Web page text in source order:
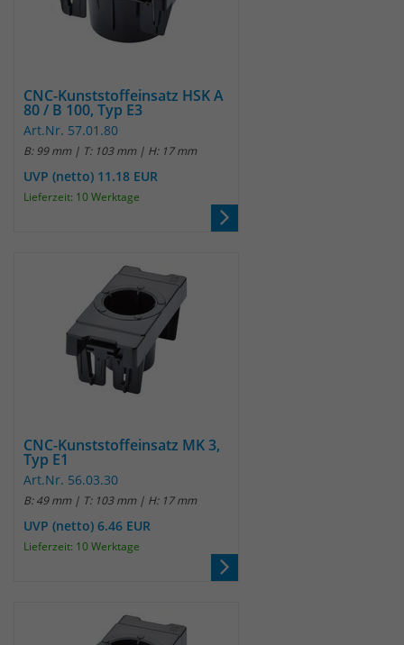
CNC-Kunststoffeinsatz HSK A
80 / B 100, Typ E3
Art.Nr. 57.01.80
B: 99 mm | T: 103 mm | H: 17 mm
UVP (netto) 11.18 EUR
Lieferzeit: 10 Werktage
CNC-Kunststoffeinsatz MK 3,
Typ E1
Art.Nr. 56.03.30
B: 49 mm | T: 103 mm | H: 17 mm
UVP (netto) 6.46 EUR
Lieferzeit: 10 Werktage